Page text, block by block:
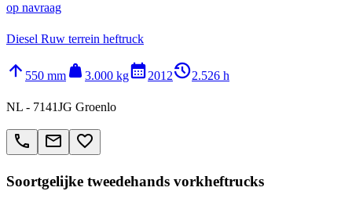
op navraag
Diesel Ruw terrein heftruck
arrow_upward 550 mm weight 3.000 kgcalendar_month2012history_22.526 h
NL - 7141JG Groenlo
call email favorite_border
Soortgelijke tweedehands vorkheftrucks